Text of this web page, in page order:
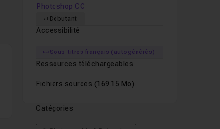
Photoshop CC
Débutant
Accessibilité
Sous-titres français (autogénérés)
Ressources téléchargeables
Fichiers sources (169.15 Mo)
Catégories